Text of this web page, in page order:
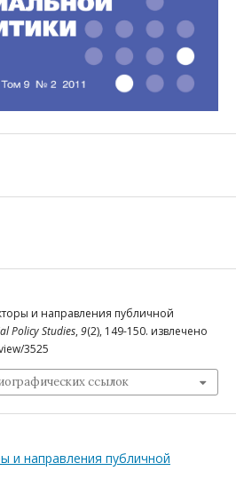
и направления публичной
Policy Studies, 9(2), 149-150. извлечено
3525
ссылок
и направления публичной